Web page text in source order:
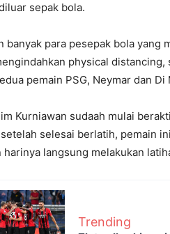
sepak bola.
banyak para pesepak bola
physical
pemain PSG, Neymar dan
Kurniawan sudaah mulai
selesai berlatih, pemain
harinya langsung melakukan
Trending